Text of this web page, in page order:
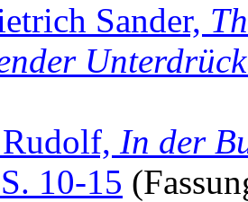
Sander,
In der
10-15